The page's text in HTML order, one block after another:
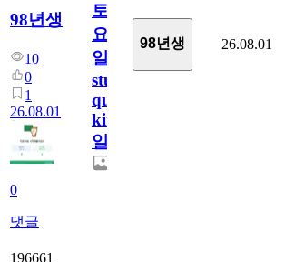
98년생
10
0
1
26.08.01
0
댓글
토
요
일/English
study
quiz
king767
일
98년생 26.08.01
196661